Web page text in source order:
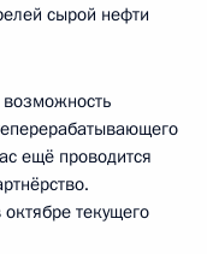
сырой нефти
ещё проводится
текущего